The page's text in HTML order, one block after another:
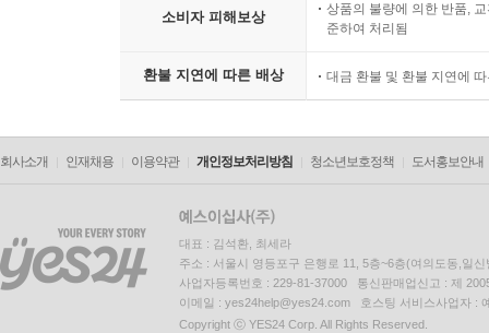
소비자 피해보상
상품의 불량에 의한 반품,
준하여 처리됨
환불 지연에 따른 배상 대금 환불 및 환불 지연에
회사소개 인재채용 이용약관 개인정보처리방침 청소년보호정책 도서홍보안내
대표 : 김석환, 최세라
주소 : 서울시 영등포구 은행로 11, 5층~6층(여의도동,일신
사업자등록번호 : 229-81-37000 통신판매업신고 : 제
이메일 : yes24help@yes24.com 호스팅 서비스사업자 :
Copyright ⓒ YES24 Corp. All Rights Reserved.